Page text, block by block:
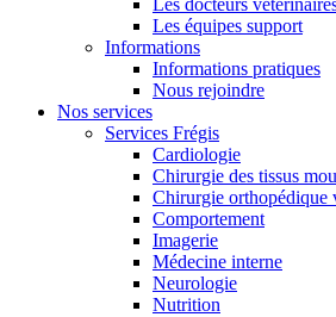
Les docteurs
Les équipes support
Informations
Informations pratiques
Nous rejoindre
Nos services
Services Frégis
Cardiologie
Chirurgie des tissus
Chirurgie orthopédique
Comportement
Imagerie
Médecine interne
Neurologie
Nutrition